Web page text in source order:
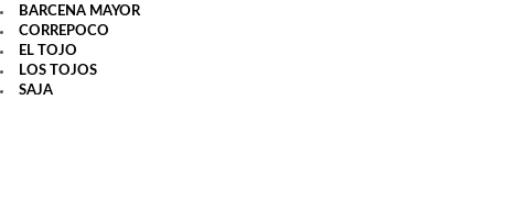
BARCENA MAYOR
CORREPOCO
EL TOJO
LOS TOJOS
SAJA